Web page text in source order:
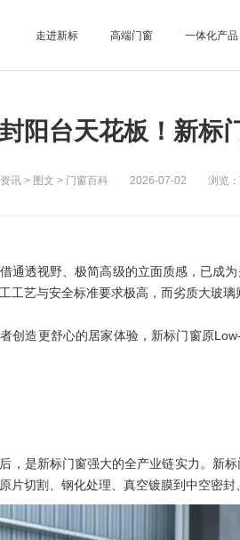
走进新标 高端门窗 一体化产品
阳台天花板！新标
讯 > 图文 > 门窗百科 2026-07-02 浏览：
通透视野、极简高级的立面质感，已成
工艺与安全标准要求极高，而劣质大玻
创造更舒心的居家体验，新标门窗原
，是新标门窗强大的全产业链实力。新
片切割、钢化处理、真空镀膜到中空密